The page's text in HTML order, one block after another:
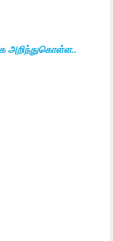
அறிந்துகொள்ள..